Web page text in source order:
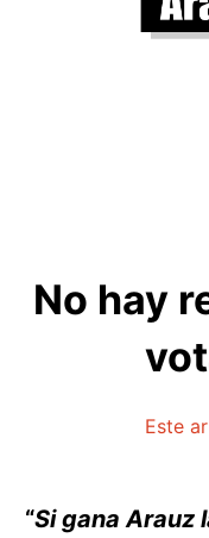
No hay
Este
“Si gana Arauz